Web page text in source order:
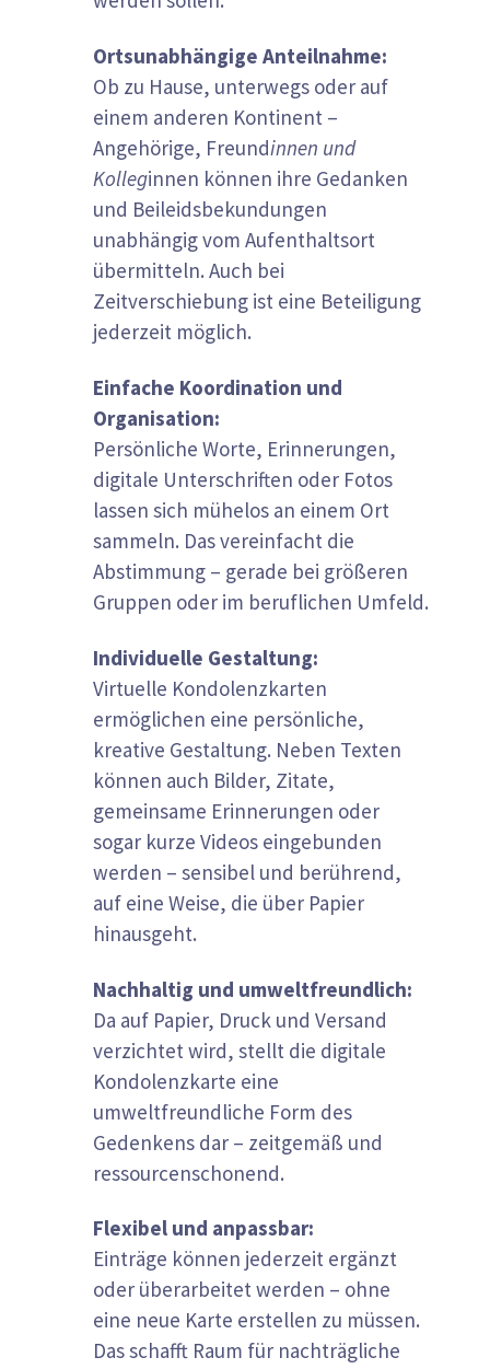
Ortsunabhängige Anteilnahme:
Ob zu Hause, unterwegs oder auf
einem anderen Kontinent –
Angehörige, Freundinnen und
Kolleginnen können ihre Gedanken
und Beileidsbekundungen
unabhängig vom Aufenthaltsort
übermitteln. Auch bei
Zeitverschiebung ist eine Beteiligung
jederzeit möglich.
Einfache Koordination und
Organisation:
Persönliche Worte, Erinnerungen,
digitale Unterschriften oder Fotos
lassen sich mühelos an einem Ort
sammeln. Das vereinfacht die
Abstimmung – gerade bei größeren
Gruppen oder im beruflichen Umfeld.
Individuelle Gestaltung:
Virtuelle Kondolenzkarten
ermöglichen eine persönliche,
kreative Gestaltung. Neben Texten
können auch Bilder, Zitate,
gemeinsame Erinnerungen oder
sogar kurze Videos eingebunden
werden – sensibel und berührend,
auf eine Weise, die über Papier
hinausgeht.
Nachhaltig und umweltfreundlich:
Da auf Papier, Druck und Versand
verzichtet wird, stellt die digitale
Kondolenzkarte eine
umweltfreundliche Form des
Gedenkens dar – zeitgemäß und
ressourcenschonend.
Flexibel und anpassbar:
Einträge können jederzeit ergänzt
oder überarbeitet werden – ohne
eine neue Karte erstellen zu müssen.
Das schafft Raum für nachträgliche